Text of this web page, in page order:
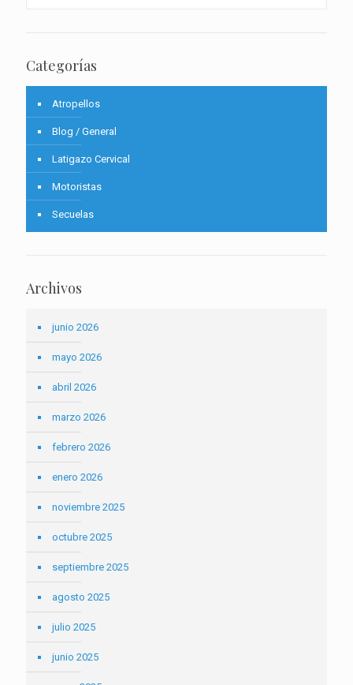
Categorías
Atropellos
Blog / General
Latigazo Cervical
Motoristas
Secuelas
Archivos
junio 2026
mayo 2026
abril 2026
marzo 2026
febrero 2026
enero 2026
noviembre 2025
octubre 2025
septiembre 2025
agosto 2025
julio 2025
junio 2025